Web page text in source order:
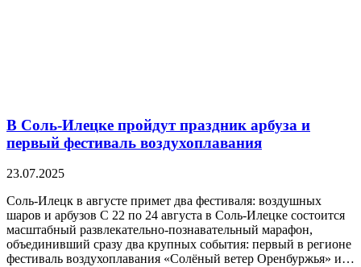
В Соль-Илецке пройдут праздник арбуза и
первый фестиваль воздухоплавания
23.07.2025
Соль-Илецк в августе примет два фестиваля: воздушных
шаров и арбузов С 22 по 24 августа в Соль-Илецке состоится
масштабный развлекательно-познавательный марафон,
объединивший сразу два крупных события: первый в регионе
фестиваль воздухоплавания «Солёный ветер Оренбуржья» и…